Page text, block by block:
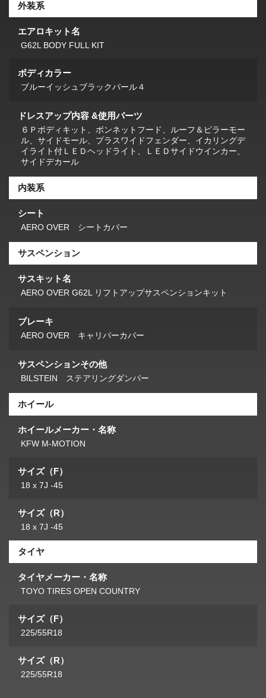
外装系
エアロキット名
G62L BODY FULL KIT
ボディカラー
ブルーイッシュブラックパール４
ドレスアップ内容 &使用パーツ
６Ｐボディキット、ボンネットフード、ルーフ＆ピラーモー
ル、サイドモール、プラスワイドフェンダー、イカリングデ
イライト付ＬＥＤヘッドライト、ＬＥＤサイドウインカー、
サイドデカール
内装系
シート
AERO OVER シートカバー
サスペンション
サスキット名
AERO OVER G62L リフトアップサスペンションキット
ブレーキ
AERO OVER キャリパーカバー
サスペンションその他
BILSTEIN ステアリングダンパー
ホイール
ホイールメーカー・名称
KFW M-MOTION
サイズ（F）
18 x 7J -45
サイズ（R）
18 x 7J -45
タイヤ
タイヤメーカー・名称
TOYO TIRES OPEN COUNTRY
サイズ（F）
225/55R18
サイズ（R）
225/55R18